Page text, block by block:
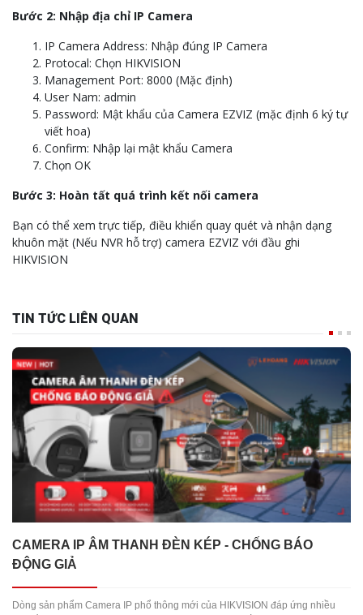
Protocal: Chọn HIKVISION
Management Port: 8000 (Mặc định)
User Nam: admin
Password: Mật khẩu của Camera EZVIZ (mặc định 6 ký tự
viết hoa)
Confirm: Nhập lại mật khẩu Camera
Chọn OK
khuôn mặt (Nếu NVR hỗ trợ) camera EZVIZ với đầu ghi
HIKVISION
TIN TỨC LIÊN QUAN
CAMERA IP ÂM THANH ĐÈN KÉP - CHỐNG BÁO
ĐỘNG GIẢ
nhu cầu của khách hàng với mức giá thành hợp lý nhất.